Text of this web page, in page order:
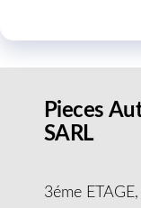
Pieces
SARL
3éme